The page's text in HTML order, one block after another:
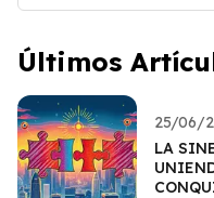
Últimos
25/06/
LA